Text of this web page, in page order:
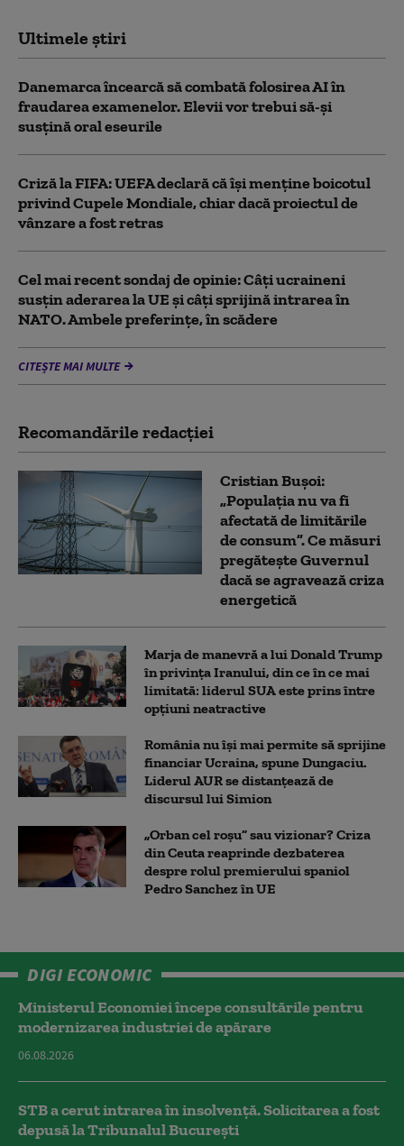
Ultimele știri
Danemarca încearcă să combată folosirea AI în
fraudarea examenelor. Elevii vor trebui să-şi
susţină oral eseurile
Criză la FIFA: UEFA declară că îşi menţine boicotul
privind Cupele Mondiale, chiar dacă proiectul de
vânzare a fost retras
Cel mai recent sondaj de opinie: Câți ucraineni
susțin aderarea la UE și câți sprijină intrarea în
NATO. Ambele preferințe, în scădere
CITEȘTE MAI MULTE
Recomandările redacţiei
Cristian Bușoi:
„Populația nu va fi
afectată de limitările
de consum”. Ce măsuri
pregătește Guvernul
dacă se agravează criza
energetică
Marja de manevră a lui Donald Trump
în privința Iranului, din ce în ce mai
limitată: liderul SUA este prins între
opțiuni neatractive
România nu își mai permite să sprijine
financiar Ucraina, spune Dungaciu.
Liderul AUR se distanțează de
discursul lui Simion
„Orban cel roșu” sau vizionar? Criza
din Ceuta reaprinde dezbaterea
despre rolul premierului spaniol
Pedro Sanchez în UE
DIGI ECONOMIC
Ministerul Economiei începe consultările pentru
modernizarea industriei de apărare
06.08.2026
STB a cerut intrarea în insolvență. Solicitarea a fost
depusă la Tribunalul București